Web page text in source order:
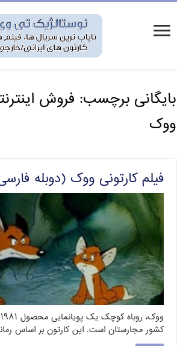
بایگانی برچسب: فروش
ووک
فیلم کارتونی ووک (دوبله
کشور مجارستان است. این کارتون بر اساس